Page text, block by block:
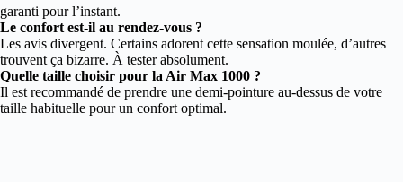
garanti pour l’instant.
Le confort est-il au rendez-vous ?
Les avis divergent. Certains adorent cette sensation moulée, d’autres
trouvent ça bizarre. À tester absolument.
Quelle taille choisir pour la Air Max 1000 ?
Il est recommandé de prendre une demi-pointure au-dessus de votre
taille habituelle pour un confort optimal.